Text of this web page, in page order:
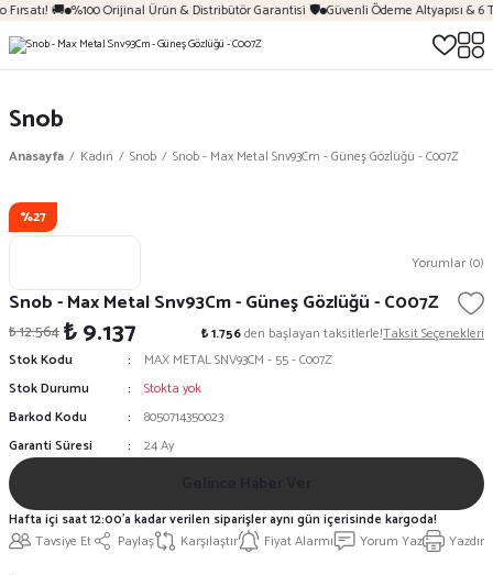
🚚 %100 Orijinal Ürün & Distribütör Garantisi 🛡️ Güvenli Ödeme Altyapısı & 6
Snob
Anasayfa Kadın Snob Snob - Max Metal Snv93Cm - Güneş Gözlüğü - C007Z
%27
Yorumlar (0)
Snob - Max Metal Snv93Cm - Güneş Gözlüğü - C007Z
₺ 12.564₺ 9.137 ₺ 1.756den başlayan taksitlerle!Taksit Seçenekleri
Stok Kodu
MAX METAL SNV93CM - 55 - C007Z
Stok Durumu
Stokta yok
Barkod Kodu
8050714350023
Garanti Süresi
24 Ay
Tavsiye Et Paylaş Karşılaştır Fiyat Alarmı Yorum Yaz Yazdır
Hafta içi saat 12:00'a kadar verilen siparişler aynı gün içerisinde kargoda!